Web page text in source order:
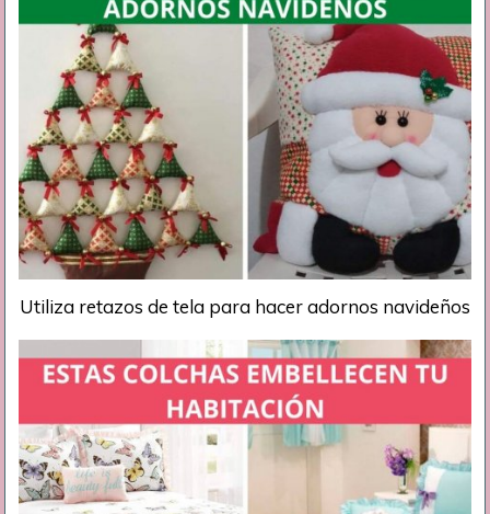
Utiliza retazos de tela para hacer adornos navideños